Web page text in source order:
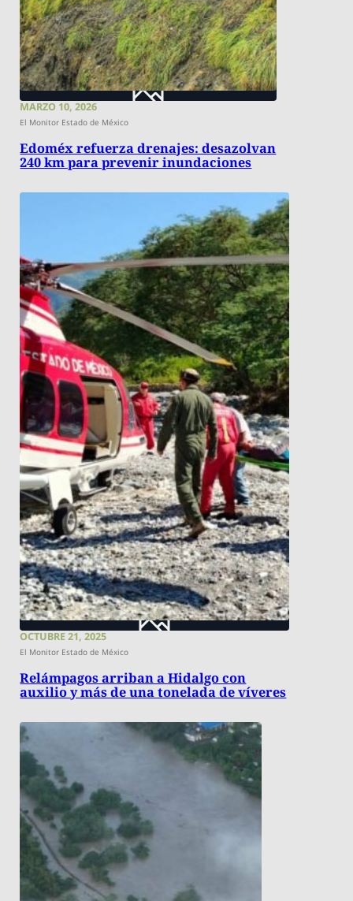
MARZO 10, 2026
El Monitor Estado de México
Edoméx refuerza drenajes: desazolvan
240 km para prevenir inundaciones
OCTUBRE 21, 2025
El Monitor Estado de México
Relámpagos arriban a Hidalgo con
auxilio y más de una tonelada de víveres